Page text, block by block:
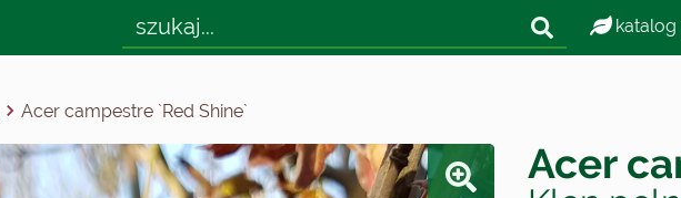
katalog
Acer campestre `Red Shine`
Acer